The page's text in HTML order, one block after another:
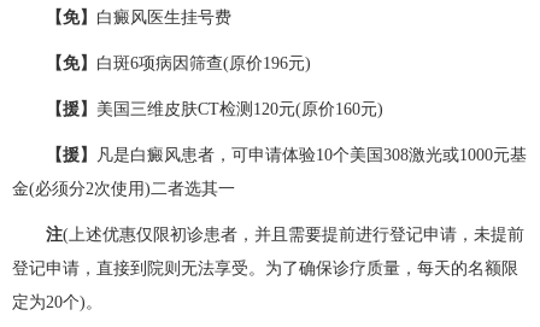
【免】 白癜风医生挂号费
【免】 白斑6项病因筛查(原价196元)
【援】 美国三维皮肤CT检测120元(原价160元)
【援】
凡是白癜风患者，可申请体验10个美国308激光或1000元基
金(必须分2次使用)二者选其一
注(上述优惠仅限初诊患者，并且需要提前进行登记申请，未提前
登记申请，直接到院则无法享受。为了确保诊疗质量，每天的名额限
定为20个)。